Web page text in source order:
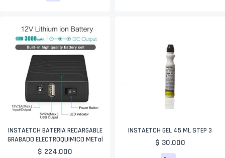
INSTAETCH BATERIA RECARGABLE
GRABADO ELECTROQUIMICO METal
$ 224.000
INSTAETCH GEL 45 ML STEP 3
$ 30.000